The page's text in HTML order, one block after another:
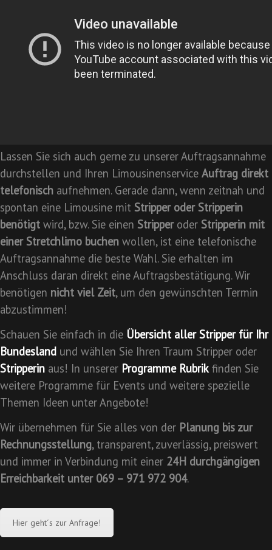
Lassen Sie sich auch gerne zu unserer Auftragsannahme
durchstellen und Ihren Limousinenservice Auftrag direkt
telefonisch aufnehmen. Gerade dann, wenn zeitnah und
spontan eine Limousine mit Stripper oder Stripperin
benötigt wird, bzw. Sie einen Stripperoder Stripperin mit
einer Stretchlimo buchen wollen, ist eine telefonische
Auftragsannahme die beste Wahl. Sie erhalten im
Anschluss daran direkt eine Auftragsbestätigung. Wir
benötigen nicht viel Zeit, um den gewünschten Termin
abzustimmen!
Schauen Sie einfach in die Übersicht aller Stripper für Ihr
Bundesland und wählen Sie Ihren Traum Stripper oder
Stripperin aus! In unserer Programme Rubrik finden Sie
weitere Programme für Events und weitere spezielle
Themen Ideen unter Angebote!
Wir übernehmen für Sie alles von der Planung bis zur
Rechnungsstellung, transparent, zuverlässig, preiswert
und immer in Verbindung mit einer 24H durchgängigen
Erreichbarkeit unter 069 – 971 972 904.
Hier geht´s zur Anfrage!